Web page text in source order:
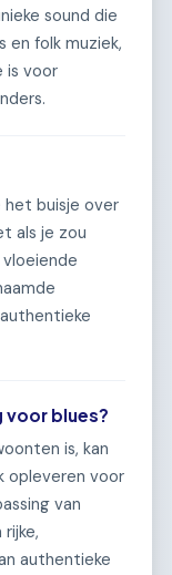
sound die
en folk muziek,
is voor
het buisje over
als je zou
voor blues?
is, kan
opleveren voor
van
authentieke